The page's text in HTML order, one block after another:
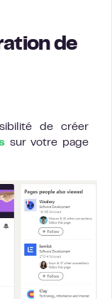
de
de créer
sur votre page